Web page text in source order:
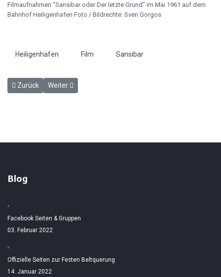
Filmaufnahmen "Sansibar oder Der letzte Grund" im Mai 1961 auf dem
Bahnhof Heiligenhafen Foto / Bildrechte: Sven Gorgos
Heiligenhafen Film Sansibar
Vorheriger Beitrag: Kinder Fahrkarten Heiligenhafen - Hamburg -
Zurück Nächster Beitrag: Verunglückter Schienenbus im
Weiter
Blog
Facebook Seiten & Gruppen
03. Februar 2022
Offizielle Seiten zur Festen Beltquerung
14. Januar 2022